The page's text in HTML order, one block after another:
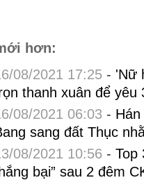
hơn:
08/2021 17:25- 'Nữ
thanh xuân để yêu
08/2021 06:03 -
sang đất Thục
08/2021 10:56 - Top
bại” sau 2 đêm